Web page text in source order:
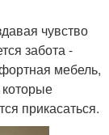
чувство
забота -
мебель,
прикасаться.